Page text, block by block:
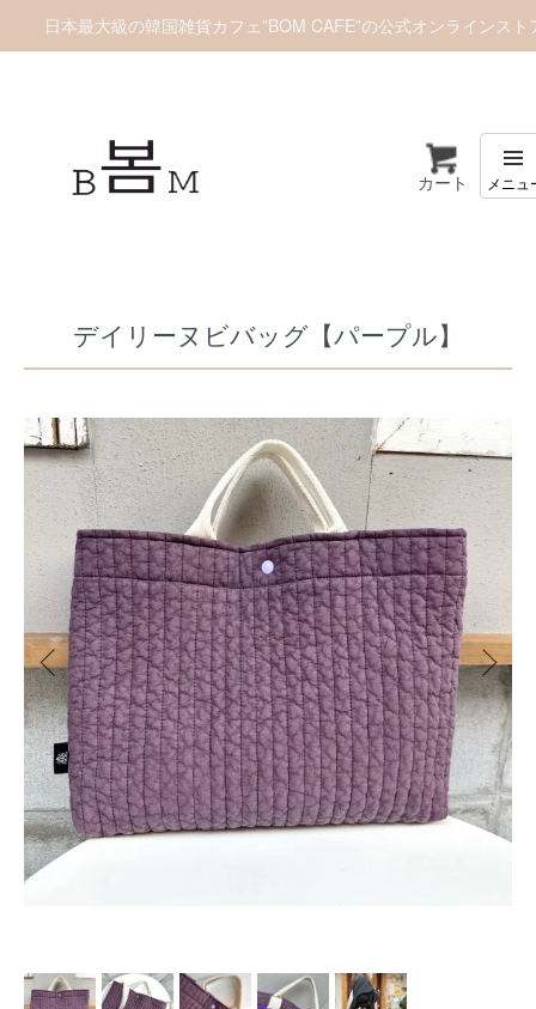
日本最大級の韓国雑貨カフェ”BOM CAFE”の公式オンラインスト
カート
デイリーヌビバッグ【パープル】